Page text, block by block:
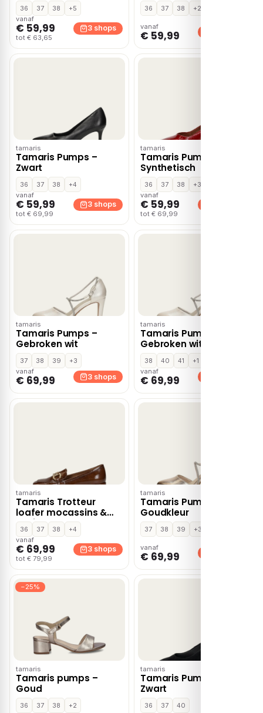
36 37 38
+5
vanaf
€ 59,99
tot € 63,65
3 shops
36 37 38 +2
vanaf
€ 59,99
tamaris
Tamaris Pumps –
Zwart
36 37 38
+4
vanaf
€ 59,99
tot € 69,99
3 shops
tamaris
Tamaris Pumps rood
Synthetisch
36 37 38
+3
vanaf
€ 59,99
tot € 69,99
tamaris
Tamaris Pumps –
Gebroken wit
37 38 39
+3
vanaf
€ 69,99 3 shops
tamaris
Tamaris Pumps –
Gebroken wit
38 40 41
+1
vanaf
€ 69,99
tamaris
Tamaris Trotteur
loafer mocassins &
loafers – Cognac
36 37 38
+4
vanaf
€ 69,99
tot € 79,99
3 shops
tamaris
Tamaris Pumps –
Goudkleur
37 38 39 +3
vanaf
€ 69,99
−25%
tamaris
Tamaris pumps –
Goud
36 37 38
+2
tamaris
Tamaris Pumps –
Zwart
36 37
40